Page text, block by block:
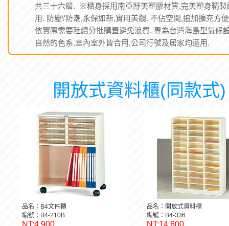
共三十六層. ※櫃身採用南亞舒美塑膠材質,完美塑身精製
用. 防塵\'防潮,永保如新,實用美觀. 不佔空間,追加擴充方
依實際需要陸續分批購置避免浪費. 專為台灣海島型氣候
自然的色系,室內室外皆合用,公司行號及居家均適用.
開放式資料櫃(同款式)
品名：B4文件櫃
編號：B4-210B
NT:4,900
品名：開放式資料櫃
編號：B4-336
NT:14,600